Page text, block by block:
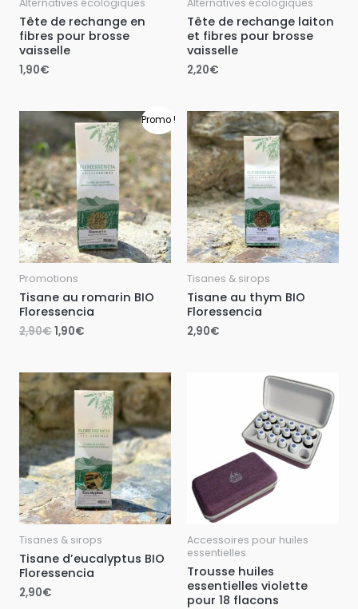
Tête de rechange en
fibres pour brosse
vaisselle
1,90€
Tête de rechange laiton
et fibres pour brosse
vaisselle
2,20€
Promo !
Promotions
Tisane au romarin BIO
Floressencia
2,90€
Le
prix
initial
était :
2,90€.
1,90€
Le
prix
actuel
1,90€.
Tisanes & sirops
Tisane au thym BIO
Floressencia
2,90€
Tisanes & sirops
Tisane d’eucalyptus BIO
Floressencia
2,90€
Accessoires pour huiles
essentielles
Trousse huiles
essentielles violette
pour 18 flacons